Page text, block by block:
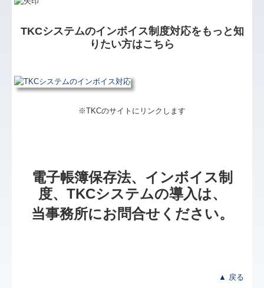
TKCシステムのインボイス制度対応をもっと知
りたい方はこちら
※TKCのサイトにリンクします
電子帳簿保存法、インボイス制
度、TKCシステムの導入は、
当事務所にお問合せください。
▲ 戻る